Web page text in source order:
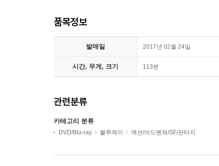
품목정보
발매일 2017년 02월 24일
시간, 무게, 크기 113분
관련분류
카테고리 분류
DVD/Blu-ray 블루레이 액션/어드벤쳐/SF/판타지